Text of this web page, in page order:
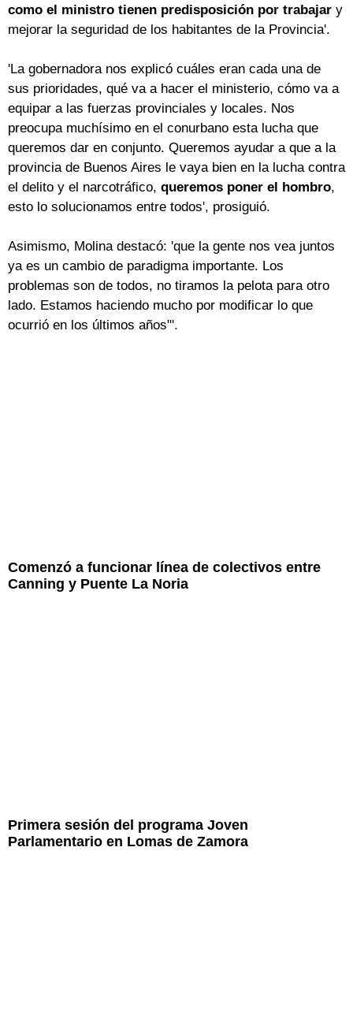
como el ministro tienen predisposición por trabajar y
mejorar la seguridad de los habitantes de la Provincia'.
'La gobernadora nos explicó cuáles eran cada una de
sus prioridades, qué va a hacer el ministerio, cómo va a
equipar a las fuerzas provinciales y locales. Nos
preocupa muchísimo en el conurbano esta lucha que
queremos dar en conjunto. Queremos ayudar a que a la
provincia de Buenos Aires le vaya bien en la lucha contra
el delito y el narcotráfico, queremos poner el hombro,
esto lo solucionamos entre todos', prosiguió.
Asimismo, Molina destacó: 'que la gente nos vea juntos
ya es un cambio de paradigma importante. Los
problemas son de todos, no tiramos la pelota para otro
lado. Estamos haciendo mucho por modificar lo que
ocurrió en los últimos años"'.
Comenzó a funcionar línea de colectivos entre
Canning y Puente La Noria
Primera sesión del programa Joven
Parlamentario en Lomas de Zamora